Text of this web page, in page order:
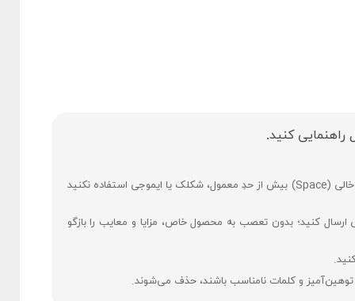
راهنمایی کنید.
فارسی بنویسید و از کیبورد فارسی استفاده کنید. بهتر است از فضای خالی (Space) بیش ‌از‌ حدِ معمول، شکلک یا ایموجی استفاده نکنید
کنید؛ بدون تعصب به محصول خاص، مزایا و معایب را بازگو
توهین‌آمیز و کلمات نامناسب باشند، حذف می‌شوند.